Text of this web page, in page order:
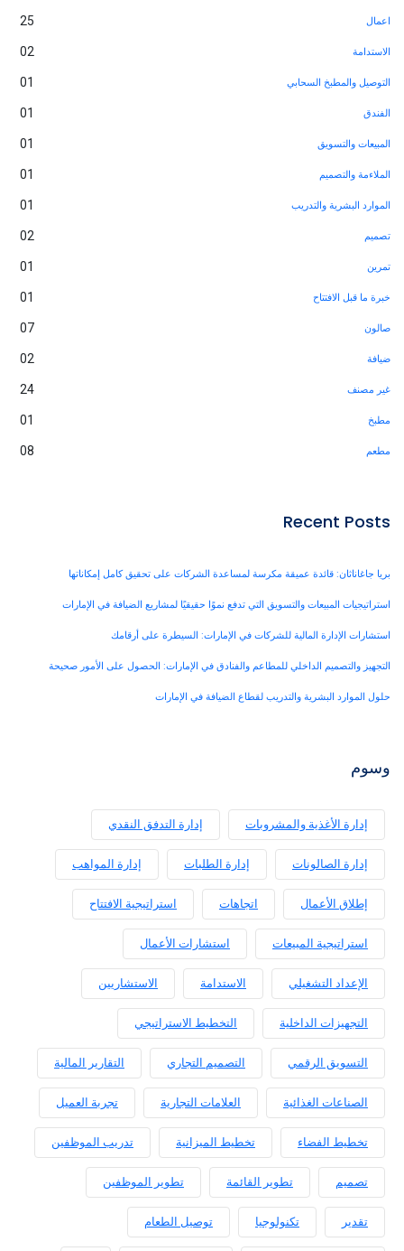
السحابي
قائدة عميقة مكرسة لمساعدة الشركات على تحقيق كامل إمكاناتها
والتسويق التي تدفع نموًا حقيقيًا لمشاريع الضيافة في الإمارات
المالية للشركات في الإمارات: السيطرة على أرقامك
الداخلي للمطاعم والفنادق في الإمارات: الحصول على الأمور صحيحة
والتدريب لقطاع الضيافة في الإمارات
والمشروبات إدارة التدفق النقدي
إدارة الطلبات إدارة المواهب
اتجاهات استراتيجية الافتتاح
المبيعات استشارات الأعمال
الاستدامة الاستشاريين
الداخلية التخطيط الاستراتيجي
الرقمي التصميم التجاري التقارير المالية
الغذائية العلامات التجارية تجربة العميل
تخطيط الميزانية تدريب الموظفين
تطوير القائمة تطوير الموظفين
تكنولوجيا توصيل الطعام